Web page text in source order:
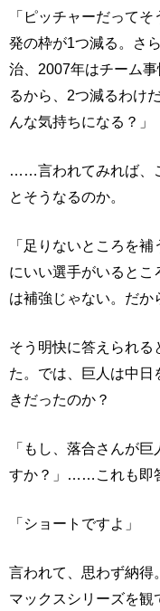
「ピッチャーだって
発の枠が1つ減る。さ
治、2007年はチーム
るから、2つ減るわけ
んな気持ちになる？」
……言われてみれば、
とそうなるのか。
「足りないところを
にいい選手がいると
は補強じゃない。だか
そう明快に答えられる
た。では、巨人は中
きだったのか？
「もし、落合さんが
すか？」……これも即
「ショートですよ」
言われて、思わず納得
マックスシリーズを観